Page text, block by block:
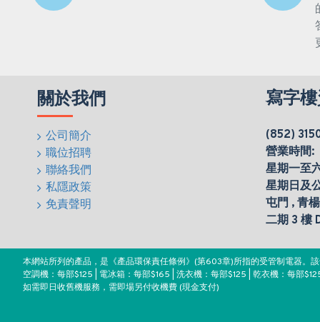
關於我們
公司簡介
職位招聘
聯絡我們
私隱政策
免責聲明
寫字
(852)
營業時間:
星期一至
星期日及
屯門 , 青
二期 3 樓
本網站所列的產品，是《產品環保責任條例》(第603章)所指的受管制電器。
空調機：每部$125 | 電冰箱：每部$165 | 洗衣機：每部$125 | 乾衣機：每部
如需即日收舊機服務，需即場另付收機費 (現金支付)